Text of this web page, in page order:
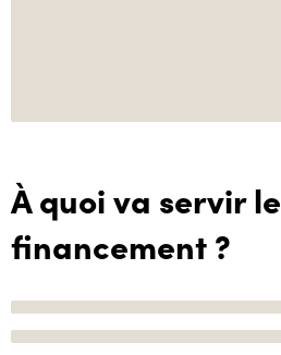
À quoi va servir le
financement ?